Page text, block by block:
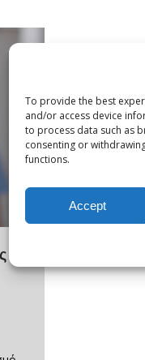
To provide the best
and/or access device
to process data such as
consenting or
functions.
Accept